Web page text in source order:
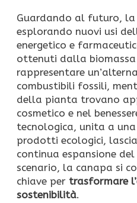
Guardando al futuro, la
esplorando nuovi usi
energetico e
ottenuti dalla
rappresentare
combustibili fossili,
della pianta trovano
cosmetico e nel
tecnologica, unita a
prodotti ecologici,
continua espansione
scenario, la canapa si
chiave per trasformare
sostenibilità.